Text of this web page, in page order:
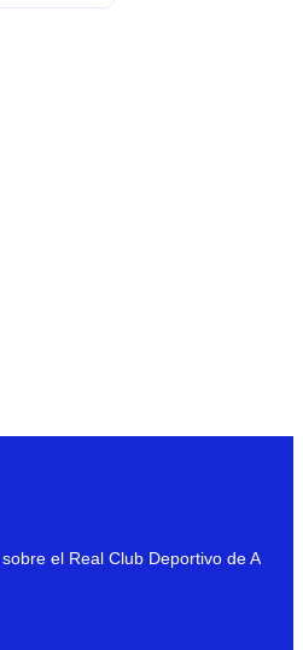
sobre el Real Club Deportivo de A